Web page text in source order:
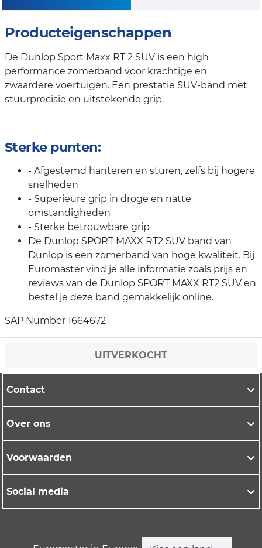
Producteigenschappen
De Dunlop Sport Maxx RT 2 SUV is een high
performance zomerband voor krachtige en
zwaardere voertuigen. Een prestatie SUV-band met
stuurprecisie en uitstekende grip.
Sterke punten:
- Afgestemd hanteren en sturen, zelfs bij hogere
snelheden
- Superieure grip in droge en natte
omstandigheden
- Sterke betrouwbare grip
De Dunlop SPORT MAXX RT2 SUV band van
Dunlop is een zomerband van hoge kwaliteit. Bij
Euromaster vind je alle informatie zoals prijs en
reviews van de Dunlop SPORT MAXX RT2 SUV en
bestel je deze band gemakkelijk online.
SAP Number 1664672
UITVERKOCHT
Contact
Over ons
Voorwaarden
Social media